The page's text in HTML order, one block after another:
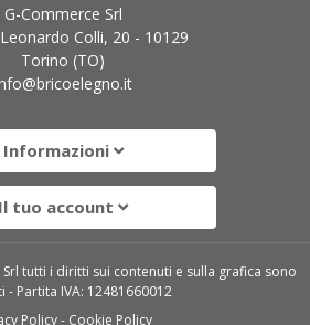
G-Commerce Srl
Colli, 20 - 10129
Torino (TO)
Informazioni
Il tuo account
tutti i diritti sui contenuti e sulla grafica sono
- Partita IVA: 12481660012
Policy
Cookie Policy